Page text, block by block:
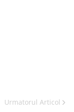
Urmatorul Articol